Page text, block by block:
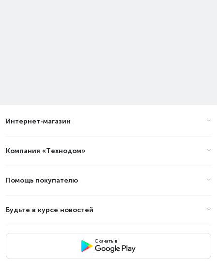
Интернет-магазин
Компания «Технодом»
Помощь покупателю
Будьте в курсе новостей
Скачать в